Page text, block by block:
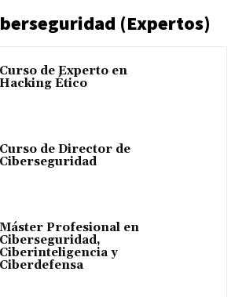
(Expertos)
Curso de Experto en
Hacking Ético
Curso de Director de
Ciberseguridad
Máster Profesional en
Ciberseguridad,
Ciberinteligencia y
Ciberdefensa